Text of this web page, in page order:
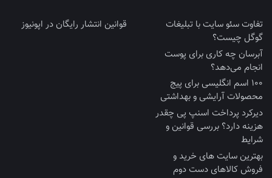
تفاوت سئو سایت با تبلیغات
گوگل چیست؟
آبرسان چه کاری برای پوست
انجام می‌دهد؟
100 اسم انگلیسی برای پیج
محصولات آرایشی و بهداشتی
دیرکرد پرداخت اسنپ پی چقدر
هزینه دارد؟ بررسی قوانین و
شرایط
بهترین سایت‌ های خرید و
فروش کالاهای دست‌ دوم
قوانین انتشار رایگان در اپونیوز